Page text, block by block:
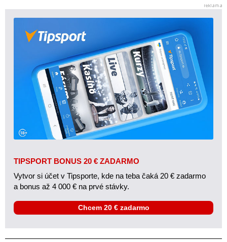
TIPSPORT BONUS 20 € ZADARMO
Vytvor si účet v Tipsporte, kde na teba čaká 20 € zadarmo
a bonus až 4 000 € na prvé stávky.
Chcem 20 € zadarmo